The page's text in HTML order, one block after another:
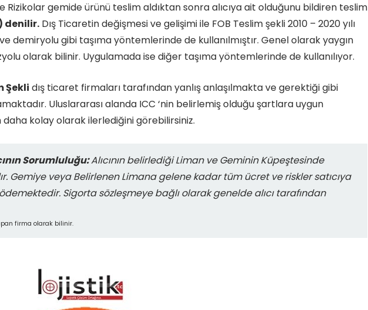
Rizikolar gemide ürünü teslim aldıktan sonra alıcıya ait olduğunu bildiren teslim
denilir. Dış Ticaretin değişmesi ve gelişimi ile FOB Teslim şekli 2010 – 2020 yılı
demiryolu gibi taşıma yöntemlerinde de kullanılmıştır. Genel olarak yaygın
olarak bilinir. Uygulamada ise diğer taşıma yöntemlerinde de kullanılıyor.
Şekli dış ticaret firmaları tarafından yanlış anlaşılmakta ve gerektiği gibi
Uluslararası alanda ICC ‘nin belirlemiş olduğu şartlara uygun
daha kolay olarak ilerlediğini görebilirsiniz.
Sorumluluğu:Alıcının belirlediği Liman ve Geminin Küpeştesinde
Gemiye veya Belirlenen Limana gelene kadar tüm ücret ve riskler satıcıya
Sigorta sözleşmeye bağlı olarak genelde alıcı tarafından
firma olarak bilinir.